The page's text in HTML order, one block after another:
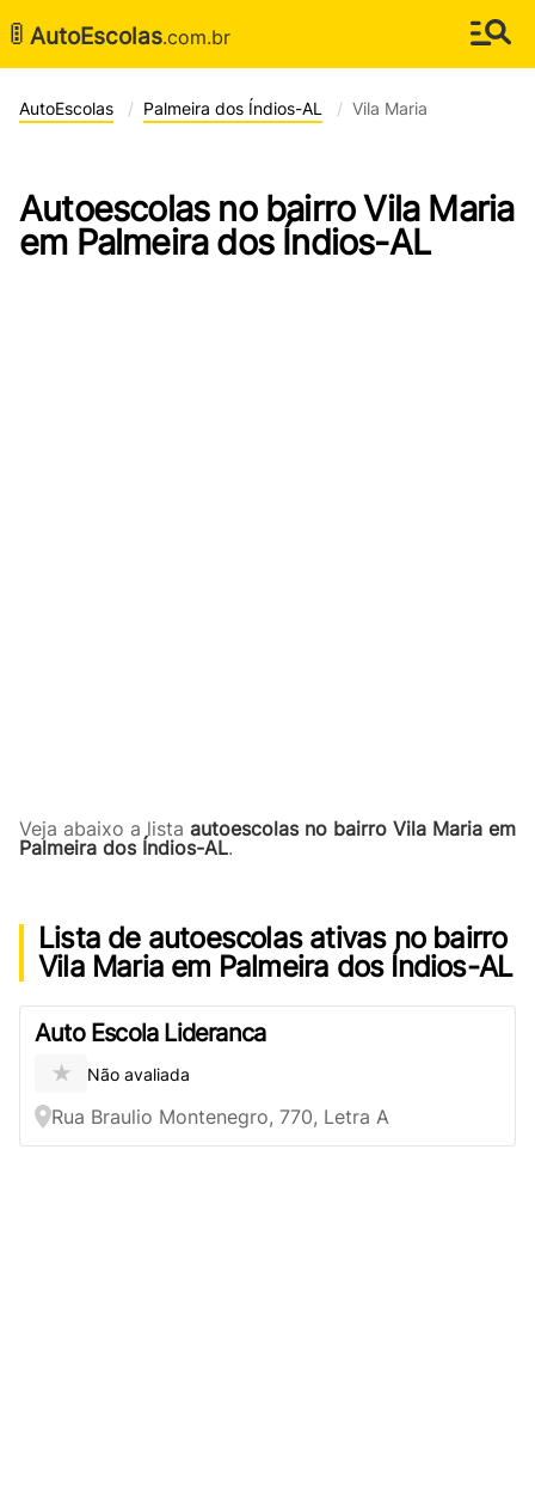
🚦 AutoEscolas.com.br
AutoEscolas Palmeira dos Índios-AL Vila Maria
Autoescolas no bairro Vila Maria
em Palmeira dos Índios-AL
Veja abaixo a lista autoescolas no bairro Vila Maria em
Palmeira dos Índios-AL.
Lista de autoescolas ativas no bairro
Vila Maria em Palmeira dos Índios-AL
Auto Escola Lideranca
★ Não avaliada
Rua Braulio Montenegro, 770, Letra A